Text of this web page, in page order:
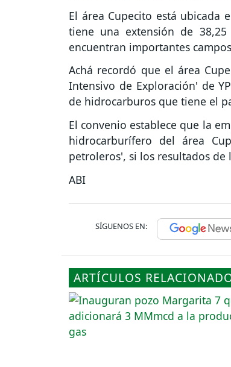
El área Cupecito está ubicada
tiene una extensión de
encuentran importantes
Achá recordó que el área
Intensivo de Exploración' de
de hidrocarburos que tiene el
El convenio establece que la
hidrocarburífero del área
petroleros', si los resultados de
ABI
SÍGUENOS EN:
ARTÍCULOS